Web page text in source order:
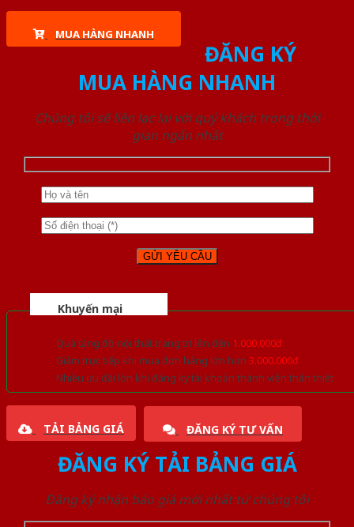
MUA HÀNG NHANH
ĐĂNG KÝ
MUA HÀNG NHANH
Chúng tôi sẽ liên lạc lại với quý khách trong thời
gian ngắn nhất
Khuyến mại
Quà tặng đồ nội thất trang trí lên đến 1.000.000đ
Giảm trực tiếp khi mua đơn hàng lớn hơn 3.000.000đ
Nhiều ưu đãi lớn khi đăng ký tài khoản thành viên thân thiết
TẢI BẢNG GIÁ ĐĂNG KÝ TƯ VẤN
ĐĂNG KÝ TẢI BẢNG GIÁ
Đăng ký nhận báo giá mới nhất từ chúng tôi